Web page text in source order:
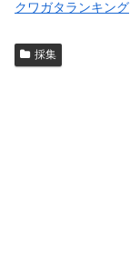
クワガタランキング
採集